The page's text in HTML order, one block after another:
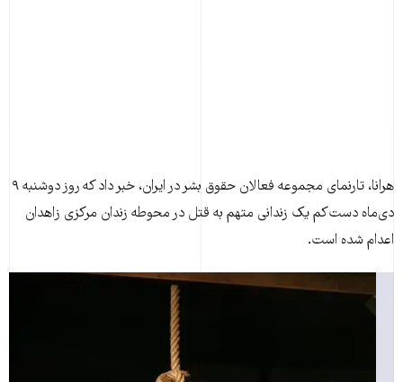
هرانا، تارنمای مجموعه فعالان حقوق بشر در ايران، خبر داد که روز دوشنبه ۹
دی‌ماه دست‌کم يک زندانی متهم به قتل در محوطه زندان مرکزی زاهدان
اعدام شده است.